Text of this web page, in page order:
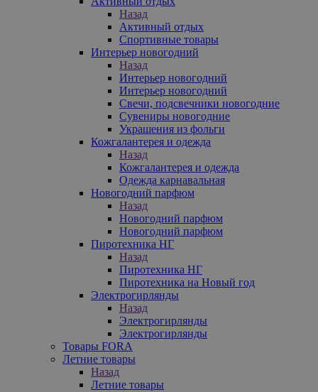
Назад
Активный отдых
Спортивные товары
Интерьер новогодний
Назад
Интерьер новогодний
Интерьер новогодний
Свечи, подсвечники новогодние
Сувениры новогодние
Украшения из фольги
Кожгалантерея и одежда
Назад
Кожгалантерея и одежда
Одежда карнавальная
Новогодний парфюм
Назад
Новогодний парфюм
Новогодний парфюм
Пиротехника НГ
Назад
Пиротехника НГ
Пиротехника на Новый год
Электрогирлянды
Назад
Электрогирлянды
Электрогирлянды
Товары FORA
Летние товары
Назад
Летние товары